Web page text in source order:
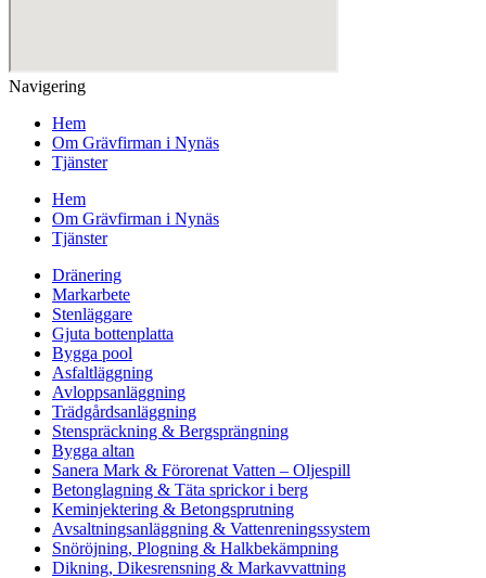
Navigering
Hem
Om Grävfirman i Nynäs
Tjänster
Hem
Om Grävfirman i Nynäs
Tjänster
Dränering
Markarbete
Stenläggare
Gjuta bottenplatta
Bygga pool
Asfaltläggning
Avloppsanläggning
Trädgårdsanläggning
Stenspräckning & Bergsprängning
Bygga altan
Sanera Mark & Förorenat Vatten – Oljespill
Betonglagning & Täta sprickor i berg
Keminjektering & Betongsprutning
Avsaltningsanläggning & Vattenreningssystem
Snöröjning, Plogning & Halkbekämpning
Dikning, Dikesrensning & Markavvattning